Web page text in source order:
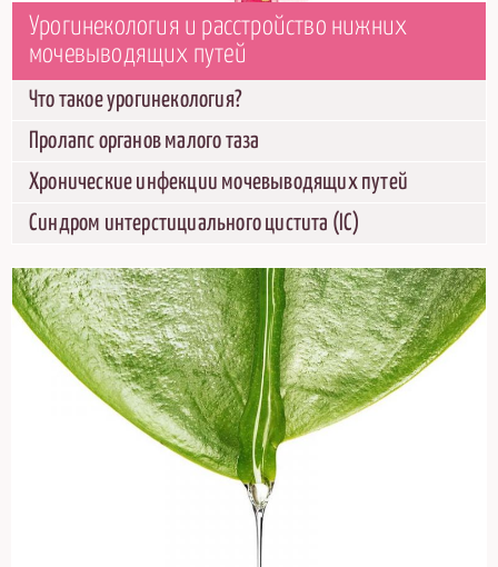
Урогинекология и расстройство нижних
мочевыводящих путей
Что такое урогинекология?
Пролапс органов малого таза
Хронические инфекции мочевыводящих путей
Синдром интерстициального цистита (IC)